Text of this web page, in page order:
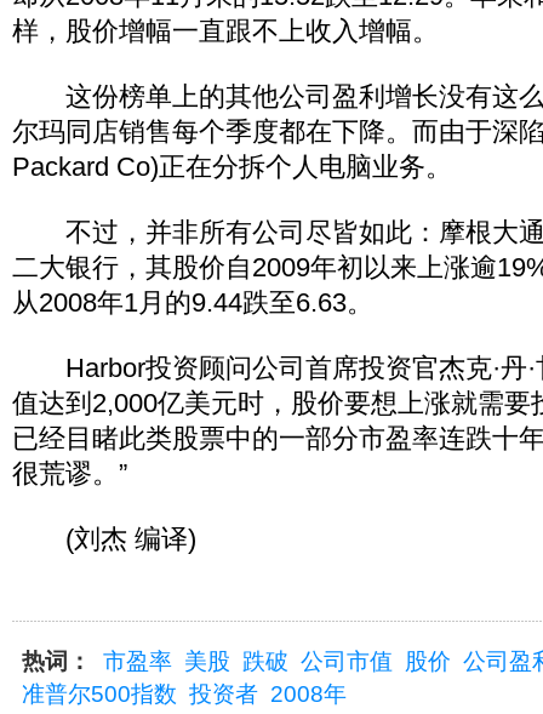
样，股价增幅一直跟不上收入增幅。
这份榜单上的其他公司盈利增长没有这
尔玛同店销售每个季度都在下降。而由于深
Packard Co)正在分拆个人电脑业务。
不过，并非所有公司尽皆如此：摩根大
二大银行，其股价自2009年初以来上涨逾
从2008年1月的9.44跌至6.63。
Harbor投资顾问公司首席投资官杰克·丹·
值达到2,000亿美元时，股价要想上涨就需要
已经目睹此类股票中的一部分市盈率连跌十
很荒谬。”
(刘杰 编译)
热词： 市盈率 美股 跌破 公司市值 股价 公司盈
准普尔500指数 投资者 2008年